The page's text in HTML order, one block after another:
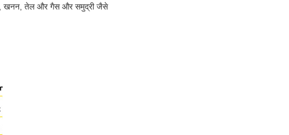
खनन, तेल और गैस और समुद्री जैसे